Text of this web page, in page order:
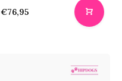
€76,95